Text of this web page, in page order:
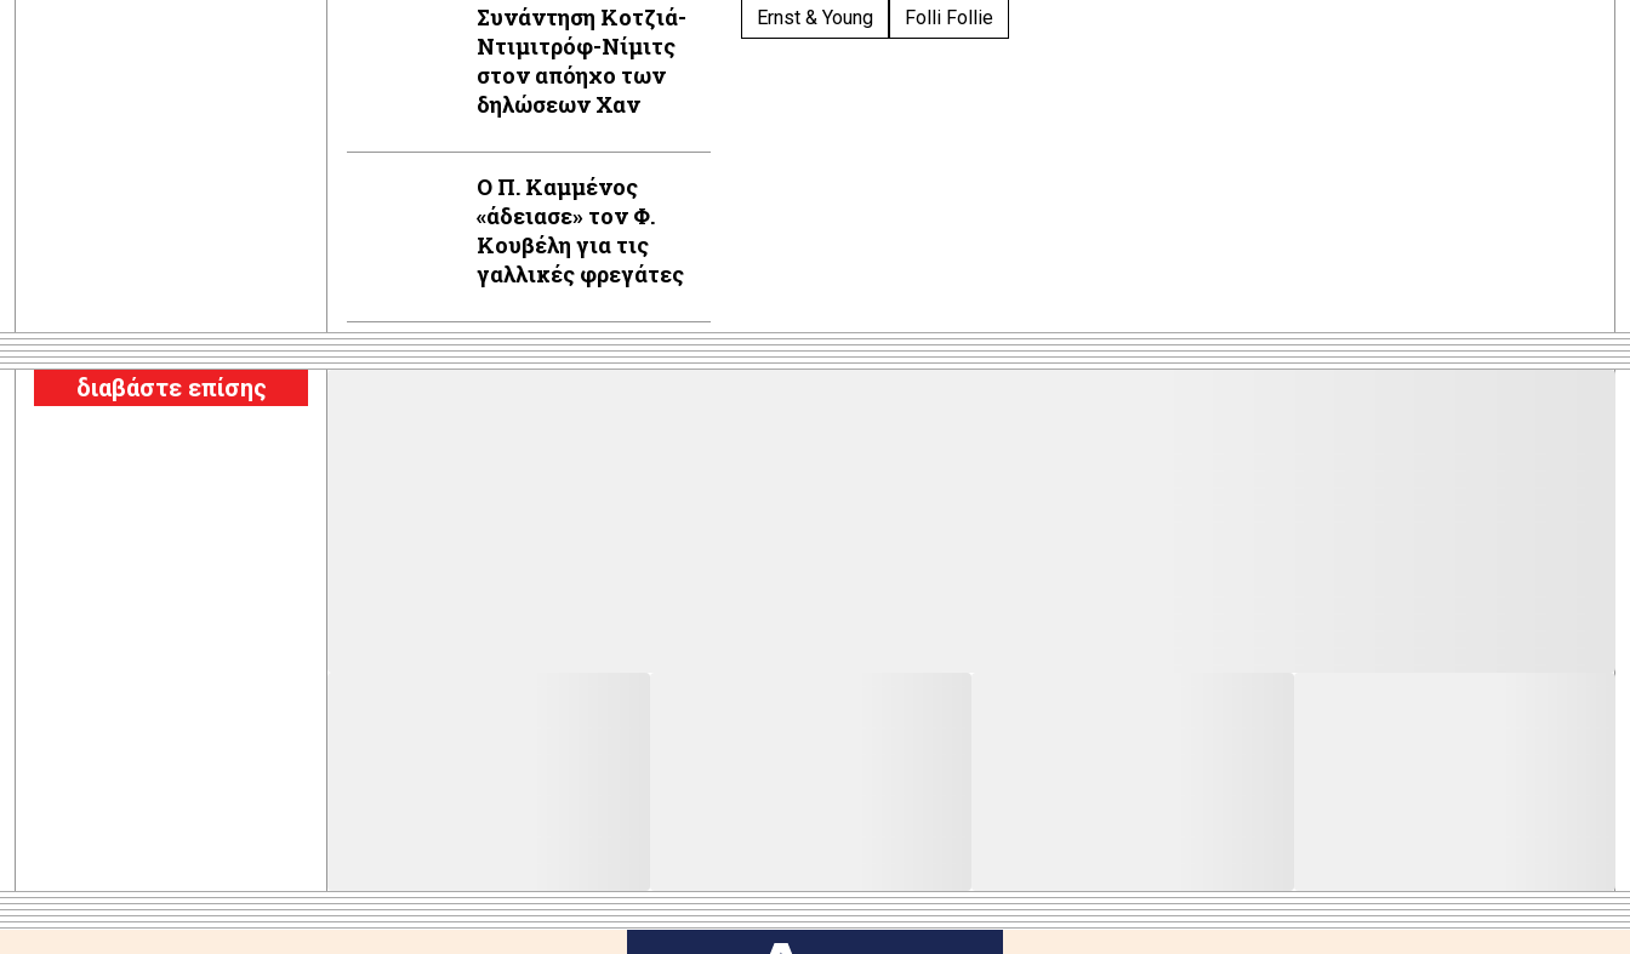
Συνάντηση Κοτζιά-
Ντιμιτρόφ-Νίμιτς
στον απόηχο των
δηλώσεων Χαν
Ο Π. Καμμένος
«άδειασε» τον Φ.
Κουβέλη για τις
γαλλικές φρεγάτες
Ernst & Young Folli Follie
διαβάστε επίσης